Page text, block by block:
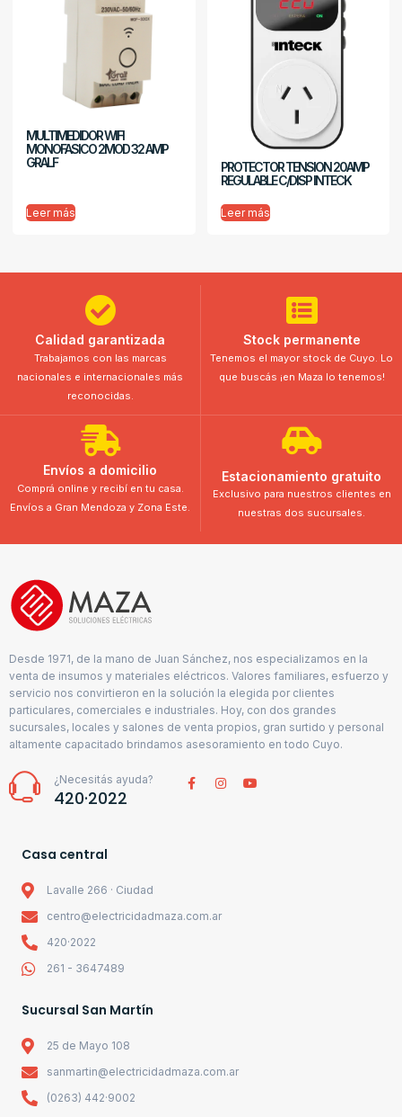
MULTIMEDIDOR WIFI
MONOFASICO 2MOD 32 AMP
GRALF
Leer más
PROTECTOR TENSION 20AMP
REGULABLE C/DISP INTECK
Leer más
Calidad garantizada
Trabajamos con las marcas
nacionales e internacionales más
reconocidas.
Stock permanente
Tenemos el mayor stock de Cuyo. Lo
que buscás ¡en Maza lo tenemos!
Envíos a domicilio
Comprá online y recibí en tu casa.
Envíos a Gran Mendoza y Zona Este.
Estacionamiento gratuito
Exclusivo para nuestros clientes en
nuestras dos sucursales.
Desde 1971, de la mano de Juan Sánchez, nos especializamos en la
venta de insumos y materiales eléctricos. Valores familiares, esfuerzo y
servicio nos convirtieron en la solución la elegida por clientes
particulares, comerciales e industriales. Hoy, con dos grandes
sucursales, locales y salones de venta propios, gran surtido y personal
altamente capacitado brindamos asesoramiento en todo Cuyo.
¿Necesitás ayuda?
420·2022
Casa central
Lavalle 266 · Ciudad
centro@electricidadmaza.com.ar
420·2022
261 - 3647489
Sucursal San Martín
25 de Mayo 108
sanmartin@electricidadmaza.com.ar
(0263) 442·9002